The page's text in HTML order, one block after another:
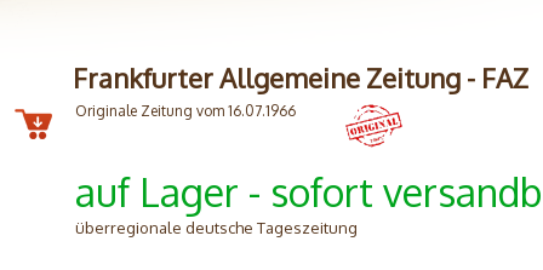
Frankfurter Allgemeine Zeitung - FAZ
Originale Zeitung vom 16.07.1966
auf Lager - sofort
überregionale deutsche Tageszeitung